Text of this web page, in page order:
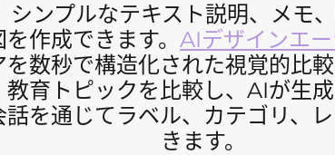
ンプルなテキスト説明、メモ
作成できます。 AIデザインエ
数秒で構造化された視覚的比
育トピックを比較し、AIが生
を通じてラベル、カテゴリ、
きます。